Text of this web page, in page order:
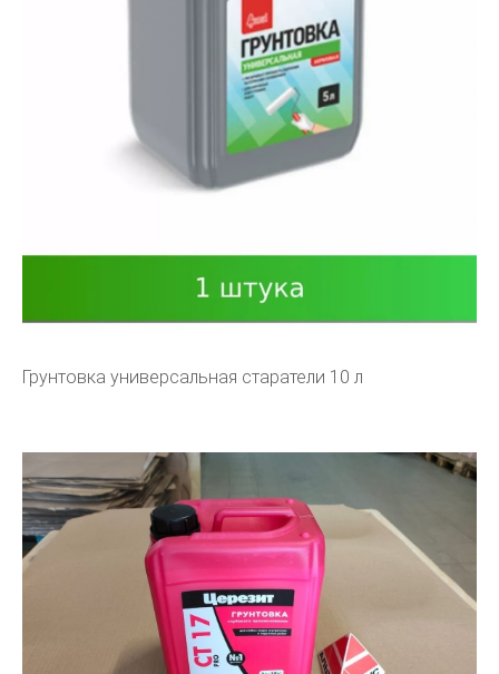
Грунтовка универсальная старатели 10 л